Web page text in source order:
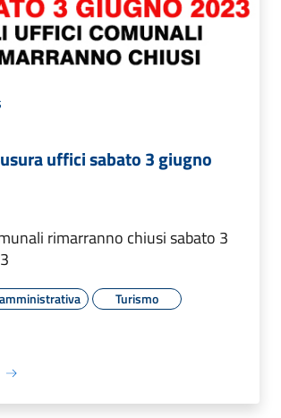
uffici sabato 3 giugno
rimarranno chiusi sabato 3
Turismo